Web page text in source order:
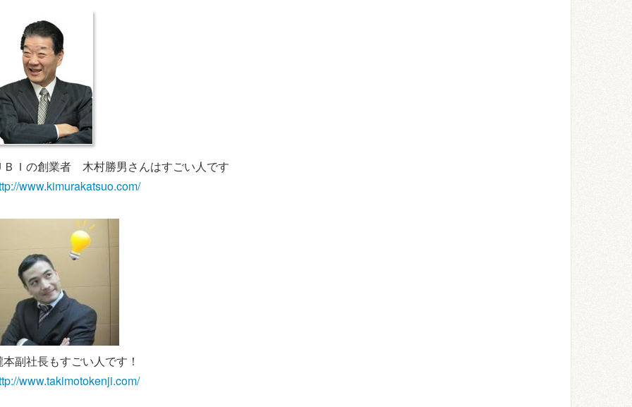
ＢＩの創業者 木村勝男さんはすごい人です
www.kimurakatsuo.com/
本副社長もすごい人です！
www.takimotokenji.com/